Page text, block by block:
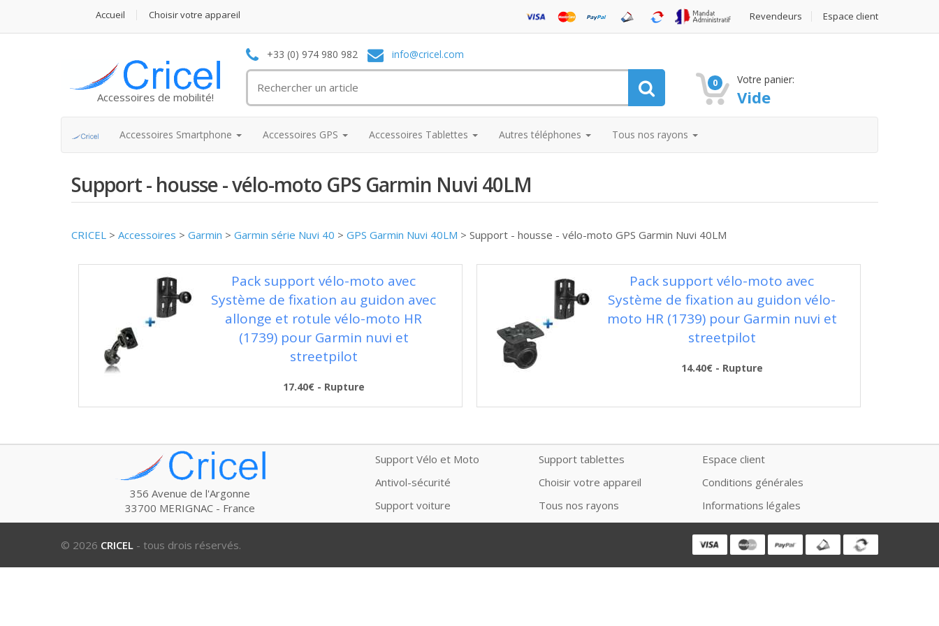
Accueil Choisir votre appareil Revendeurs Espace client
Accessoires de mobilité!
+33 (0) 974 980 982 info@cricel.com
0 Votre panier:
Vide
Accessoires Smartphone Accessoires GPS Accessoires Tablettes Autres téléphones Tous nos rayons
Support - housse - vélo-moto GPS Garmin Nuvi 40LM
CRICEL > Accessoires > Garmin > Garmin série Nuvi 40 > GPS Garmin Nuvi 40LM > Support - housse - vélo-moto GPS Garmin Nuvi 40LM
Pack support vélo-moto avec
Système de fixation au guidon avec
allonge et rotule vélo-moto HR
(1739) pour Garmin nuvi et
streetpilot
17.40€ - Rupture
Pack support vélo-moto avec
Système de fixation au guidon vélo-
moto HR (1739) pour Garmin nuvi et
streetpilot
14.40€ - Rupture
356 Avenue de l'Argonne
33700 MERIGNAC - France
Support Vélo et Moto
Antivol-sécurité
Support voiture
Support tablettes
Choisir votre appareil
Tous nos rayons
Espace client
Conditions générales
Informations légales
© 2026 CRICEL - tous drois réservés.